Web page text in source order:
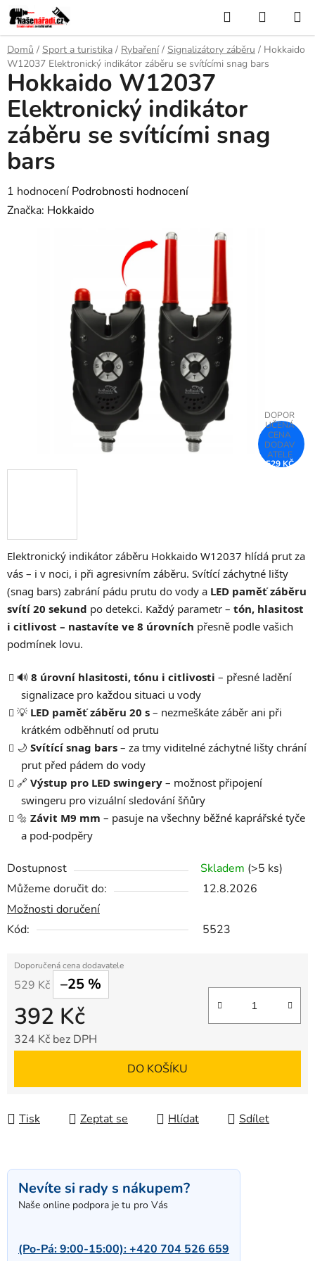
Přejít
na
obsah
Hledat
KOŠÍK
Domů / Sport a turistika / Rybaření / Signalizátory záběru / Hokkaido
W12037 Elektronický indikátor záběru se svítícími snag bars
Elektronický indikátor záběru Hokkaido W12037 hlídá prut za
vás – i v noci, i při agresivním záběru. Svítící záchytné lišty
(snag bars) zabrání pádu prutu do vody a LED paměť záběru
svítí 20 sekund po detekci. Každý parametr – tón, hlasitost
i citlivost – nastavíte ve 8 úrovních přesně podle vašich
podmínek lovu.
🔊 8 úrovní hlasitosti, tónu i citlivosti – přesné ladění
signalizace pro každou situaci u vody
💡 LED paměť záběru 20 s – nezmeškáte záběr ani při
krátkém odběhnutí od prutu
🌙 Svítící snag bars – za tmy viditelné záchytné lišty chrání
prut před pádem do vody
🔗 Výstup pro LED swingery – možnost připojení
swingeru pro vizuální sledování šňůry
🔩 Závit M9 mm – pasuje na všechny běžné kaprářské tyče
a pod-podpěry
Dostupnost Skladem (>5 ks)
Můžeme doručit do:
12.8.2026
Možnosti doručení
Kód:
5523
529 Kč –25 %
392 Kč
324 Kč bez DPH
DO KOŠÍKU
Tisk Zeptat se Hlídat Sdílet
Hokkaido W12037
Elektronický indikátor
záběru se svítícími snag
bars
Průměrné
hodnocení
1 hodnocení Podrobnosti hodnocení
Značka: Hokkaido
529 KČ
Nevíte si rady s nákupem?
Naše online podpora je tu pro Vás
(Po-Pá: 9:00-15:00):+420 704 526 659